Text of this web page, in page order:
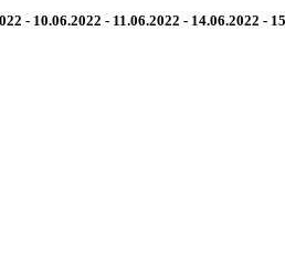
- 10.06.2022 - 11.06.2022 - 14.06.2022 -